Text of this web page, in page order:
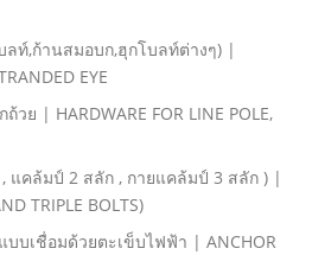
ลท์,ก้านสมอบก,ฮุกโบลท์ต่างๆ) |
EYE
ย | HARDWARE FOR LINE POLE,
แคล้มป์ 2 สลัก , กายแคล้มป์ 3 สลัก ) |
TRIPLE BOLTS)
บเชื่อมด้วยตะเข็บไฟฟ้า | ANCHOR